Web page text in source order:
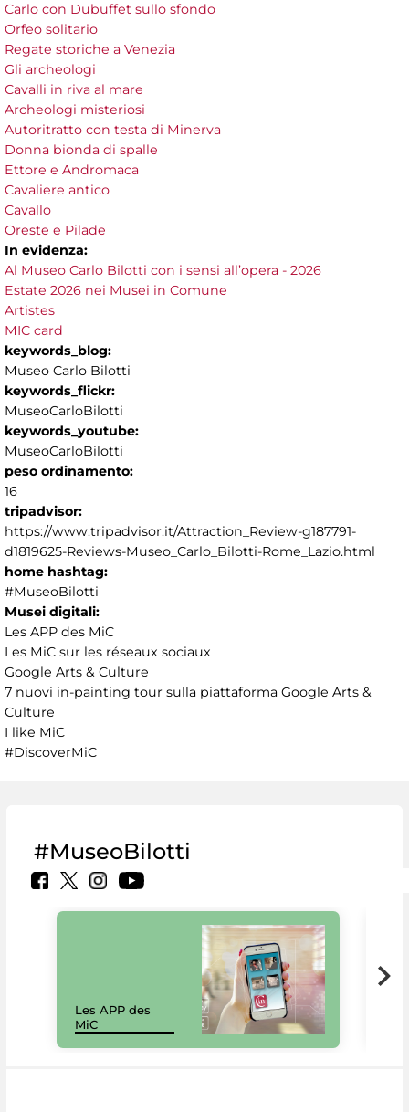
Carlo con Dubuffet sullo sfondo
Orfeo solitario
Regate storiche a Venezia
Gli archeologi
Cavalli in riva al mare
Archeologi misteriosi
Autoritratto con testa di Minerva
Donna bionda di spalle
Ettore e Andromaca
Cavaliere antico
Cavallo
Oreste e Pilade
In evidenza:
Al Museo Carlo Bilotti con i sensi all’opera - 2026
Estate 2026 nei Musei in Comune
Artistes
MIC card
keywords_blog:
Museo Carlo Bilotti
keywords_flickr:
MuseoCarloBilotti
keywords_youtube:
MuseoCarloBilotti
peso ordinamento:
16
tripadvisor:
https://www.tripadvisor.it/Attraction_Review-g187791-
d1819625-Reviews-Museo_Carlo_Bilotti-Rome_Lazio.html
home hashtag:
#MuseoBilotti
Musei digitali:
Les APP des MiC
Les MiC sur les réseaux sociaux
Google Arts & Culture
7 nuovi in-painting tour sulla piattaforma Google Arts &
Culture
I like MiC
#DiscoverMiC
#MuseoBilotti
Les APP des
MiC